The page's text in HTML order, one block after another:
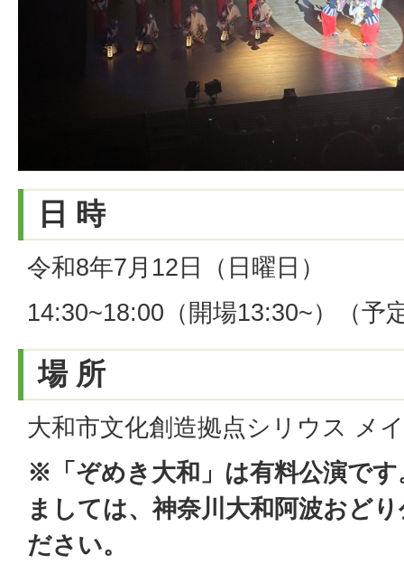
日 時
令和8年7月12日（日曜日）
14:30~18:00（開場13:30~）（予
場 所
大和市文化創造拠点シリウス メ
※「ぞめき大和」は有料公演で
ましては、神奈川大和阿波おど
ださい。